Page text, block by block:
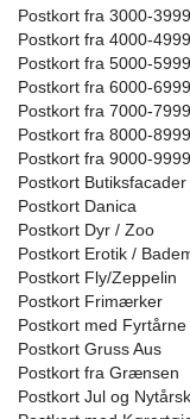
Postkort fra 3000-3999
Postkort fra 4000-4999
Postkort fra 5000-5999
Postkort fra 6000-6999
Postkort fra 7000-7999
Postkort fra 8000-8999
Postkort fra 9000-9999
Postkort Butiksfacader
Postkort Danica
Postkort Dyr / Zoo
Postkort Erotik /
Postkort Fly/Zeppelin
Postkort Frimærker
Postkort med Fyrtårne
Postkort Gruss Aus
Postkort fra Grænsen
Postkort Jul og